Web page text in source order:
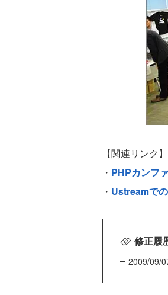
【関連リンク】
・ PHPカンフ
・ Ustreamで
修正履
2009/09/